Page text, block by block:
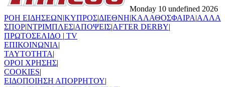
Monday 10 undefined 2026
ΡΟΗ ΕΙΔΗΣΕΩΝ|ΚΥΠΡΟΣ|ΔΙΕΘΝΗ|ΚΑΛΑΘΟΣΦΑΙΡΑ|ΑΛΛΑ
ΣΠΟΡ|ΝΤΡΙΜΠΛΕΣ|ΑΠΟΨΕΙΣ|AFTER DERBY|
ΠΡΩΤΟΣΕΛΙΔΟ | TV
ΕΠΙΚΟΙΝΩΝΙΑ|
TAYTOTHTA|
ΟΡΟΙ ΧΡΗΣΗΣ|
COOKIES|
ΕΙΔΟΠΟΙΗΣΗ ΑΠΟΡΡΗΤΟΥ|